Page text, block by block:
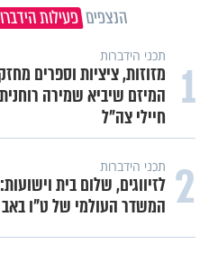
הנצפים פעילות
1 תכני הידברות
מזוזות, ציציות וספרים
המיזם שיביא שמירה
חיילי צה"ל
2 תכני הידברות
לזיווגים, שלום בית וישועות:
המשדר העולמי של ט"ו באב